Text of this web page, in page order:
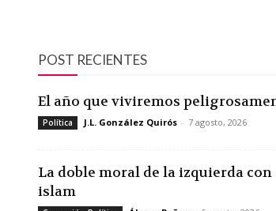
POST RECIENTES
El año que viviremos
Política J.L. González Quirós - 7 agosto, 2026
La doble moral de la izquierda con
islam